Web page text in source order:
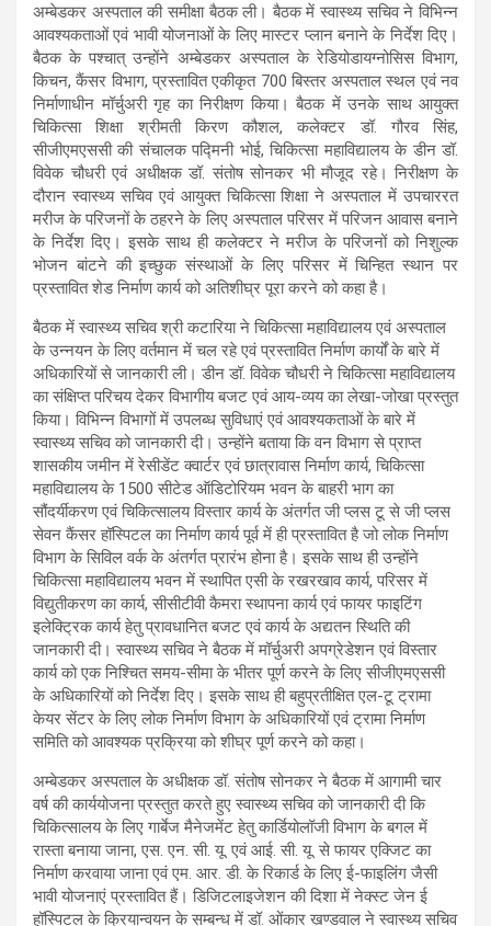
अम्बेडकर अस्पताल की समीक्षा बैठक ली। बैठक में स्वास्थ्य सचिव ने विभिन्न
आवश्यकताओं एवं भावी योजनाओं के लिए मास्टर प्लान बनाने के निर्देश दिए।
बैठक के पश्चात् उन्होंने अम्बेडकर अस्पताल के रेडियोडायग्नोसिस विभाग,
किचन, कैंसर विभाग, प्रस्तावित एकीकृत 700 बिस्तर अस्पताल स्थल एवं नव
निर्माणाधीन मॉर्चुअरी गृह का निरीक्षण किया। बैठक में उनके साथ आयुक्त
चिकित्सा शिक्षा श्रीमती किरण कौशल, कलेक्टर डॉ. गौरव सिंह,
सीजीएमएससी की संचालक पद्मिनी भोई, चिकित्सा महाविद्यालय के डीन डॉ.
विवेक चौधरी एवं अधीक्षक डॉ. संतोष सोनकर भी मौजूद रहे। निरीक्षण के
दौरान स्वास्थ्य सचिव एवं आयुक्त चिकित्सा शिक्षा ने अस्पताल में उपचाररत
मरीज के परिजनों के ठहरने के लिए अस्पताल परिसर में परिजन आवास बनाने
के निर्देश दिए। इसके साथ ही कलेक्टर ने मरीज के परिजनों को निशुल्क
भोजन बांटने की इच्छुक संस्थाओं के लिए परिसर में चिन्हित स्थान पर
प्रस्तावित शेड निर्माण कार्य को अतिशीघ्र पूरा करने को कहा है।
बैठक में स्वास्थ्य सचिव श्री कटारिया ने चिकित्सा महाविद्यालय एवं अस्पताल
के उन्नयन के लिए वर्तमान में चल रहे एवं प्रस्तावित निर्माण कार्यों के बारे में
अधिकारियों से जानकारी ली। डीन डॉ. विवेक चौधरी ने चिकित्सा महाविद्यालय
का संक्षिप्त परिचय देकर विभागीय बजट एवं आय-व्यय का लेखा-जोखा प्रस्तुत
किया। विभिन्न विभागों में उपलब्ध सुविधाएं एवं आवश्यकताओं के बारे में
स्वास्थ्य सचिव को जानकारी दी। उन्होंने बताया कि वन विभाग से प्राप्त
शासकीय जमीन में रेसीडेंट क्वार्टर एवं छात्रावास निर्माण कार्य, चिकित्सा
महाविद्यालय के 1500 सीटेड ऑडिटोरियम भवन के बाहरी भाग का
सौंदर्यीकरण एवं चिकित्सालय विस्तार कार्य के अंतर्गत जी प्लस टू से जी प्लस
सेवन कैंसर हॉस्पिटल का निर्माण कार्य पूर्व में ही प्रस्तावित है जो लोक निर्माण
विभाग के सिविल वर्क के अंतर्गत प्रारंभ होना है। इसके साथ ही उन्होंने
चिकित्सा महाविद्यालय भवन में स्थापित एसी के रखरखाव कार्य, परिसर में
विद्युतीकरण का कार्य, सीसीटीवी कैमरा स्थापना कार्य एवं फायर फाइटिंग
इलेक्ट्रिक कार्य हेतु प्रावधानित बजट एवं कार्य के अद्यतन स्थिति की
जानकारी दी। स्वास्थ्य सचिव ने बैठक में मॉर्चुअरी अपग्रेडेशन एवं विस्तार
कार्य को एक निश्चित समय-सीमा के भीतर पूर्ण करने के लिए सीजीएमएससी
के अधिकारियों को निर्देश दिए। इसके साथ ही बहुप्रतीक्षित एल-टू ट्रामा
केयर सेंटर के लिए लोक निर्माण विभाग के अधिकारियों एवं ट्रामा निर्माण
समिति को आवश्यक प्रक्रिया को शीघ्र पूर्ण करने को कहा।
अम्बेडकर अस्पताल के अधीक्षक डॉ. संतोष सोनकर ने बैठक में आगामी चार
वर्ष की कार्ययोजना प्रस्तुत करते हुए स्वास्थ्य सचिव को जानकारी दी कि
चिकित्सालय के लिए गार्बेज मैनेजमेंट हेतु कार्डियोलॉजी विभाग के बगल में
रास्ता बनाया जाना, एस. एन. सी. यू. एवं आई. सी. यू. से फायर एक्जिट का
निर्माण करवाया जाना एवं एम. आर. डी. के रिकार्ड के लिए ई-फाइलिंग जैसी
भावी योजनाएं प्रस्तावित हैं। डिजिटलाइजेशन की दिशा में नेक्स्ट जेन ई
हॉस्पिटल के क्रियान्वयन के सम्बन्ध में डॉ. ओंकार खण्डवाल ने स्वास्थ्य सचिव